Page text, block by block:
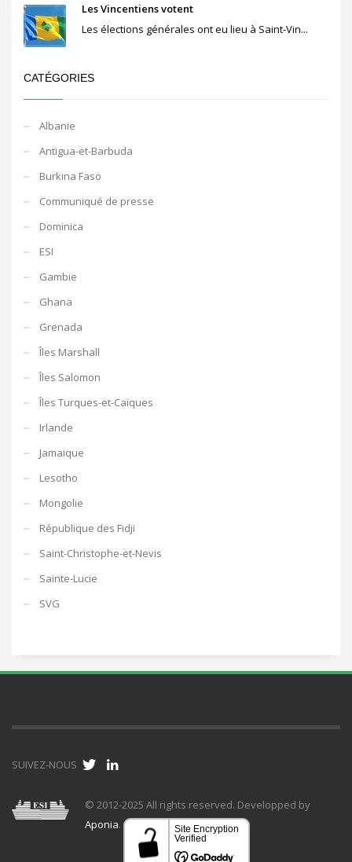
Les Vincentiens votent
Les élections générales ont eu lieu à Saint-Vin...
CATÉGORIES
Albanie
Antigua-et-Barbuda
Burkina Faso
Communiqué de presse
Dominica
ESI
Gambie
Ghana
Grenada
Îles Marshall
Îles Salomon
Îles Turques-et-Caïques
Irlande
Jamaique
Lesotho
Mongolie
République des Fidji
Saint-Christophe-et-Nevis
Sainte-Lucie
SVG
SUIVEZ-NOUS
© 2012-2025 All rights reserved. Developped by
Aponia.